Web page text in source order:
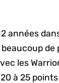
années
les
à 25